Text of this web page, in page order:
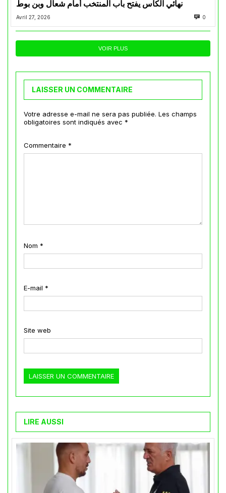
نهائي الكأس يفتح باب المنتخب أمام شعال وبن بوط
Avril 27, 2026 0
VOIR PLUS
LAISSER UN COMMENTAIRE
Votre adresse e-mail ne sera pas publiée. Les champs
obligatoires sont indiqués avec *
Commentaire *
Nom *
E-mail *
Site web
LIRE AUSSI